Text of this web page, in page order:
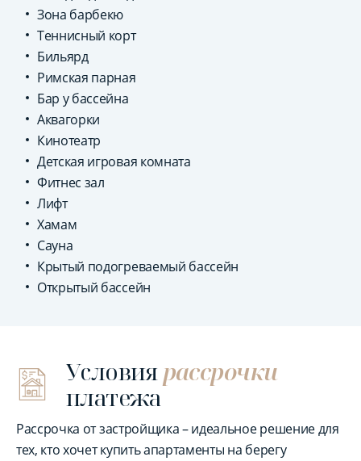
Зона барбекю
Теннисный корт
Бильярд
Римская парная
Бар у бассейна
Аквагорки
Кинотеатр
Детская игровая комната
Фитнес зал
Лифт
Хамам
Сауна
Крытый подогреваемый бассейн
Открытый бассейн
Условиярассрочки
платежа
Рассрочка от застройщика – идеальное решение для
тех, кто хочет купить апартаменты на берегу